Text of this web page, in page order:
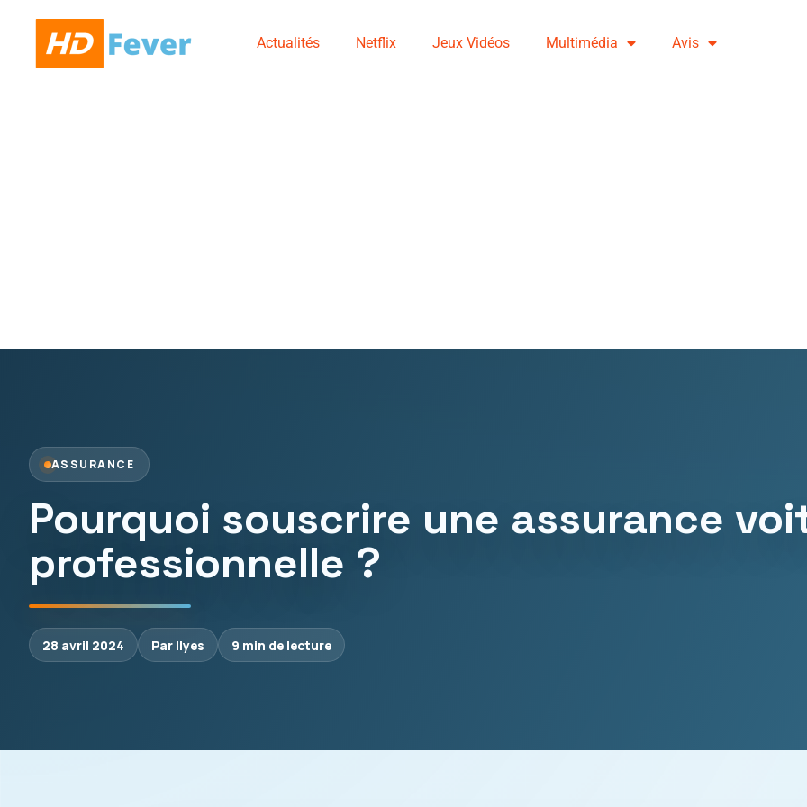
Actualités Netflix Jeux Vidéos Multimédia Avis
ASSURANCE
Pourquoi souscrire une assurance
professionnelle ?
28 avril 2024 Par Ilyes 9 min de lecture